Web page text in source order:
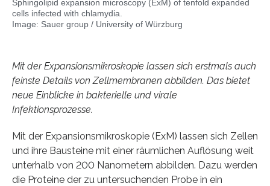
Sphingolipid expansion microscopy (ExM) of tenfold expanded
cells infected with chlamydia.
Image: Sauer group / University of Würzburg
Mit der Expansionsmikroskopie lassen sich erstmals auch
feinste Details von Zellmembranen abbilden. Das bietet
neue Einblicke in bakterielle und virale
Infektionsprozesse.
Mit der Expansionsmikroskopie (ExM) lassen sich Zellen
und ihre Bausteine mit einer räumlichen Auflösung weit
unterhalb von 200 Nanometern abbilden. Dazu werden
die Proteine der zu untersuchenden Probe in ein